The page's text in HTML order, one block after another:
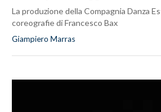
La produzione della Compagnia Danza
coreografie di Francesco Bax
Giampiero Marras